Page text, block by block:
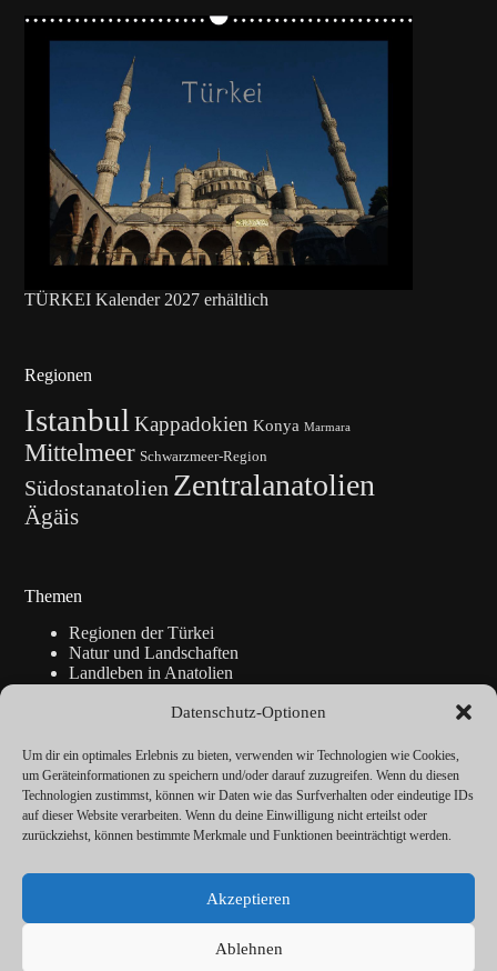
Datenschutz-Optionen
Um dir ein optimales Erlebnis zu bieten, verwenden wir Technologien wie Cookies,
um Geräteinformationen zu speichern und/oder darauf zuzugreifen. Wenn du diesen
Technologien zustimmst, können wir Daten wie das Surfverhalten oder eindeutige IDs
auf dieser Website verarbeiten. Wenn du deine Einwilligung nicht erteilst oder
zurückziehst, können bestimmte Merkmale und Funktionen beeinträchtigt werden.
Akzeptieren
Ablehnen
TÜRKEI Kalender 2027 erhältlich
Regionen
Istanbul Kappadokien Konya Marmara
Mittelmeer Schwarzmeer-Region
Südostanatolien Zentralanatolien
Ägäis
Themen
Regionen der Türkei
Natur und Landschaften
Landleben in Anatolien
Blickpunkte
Reise-Info
Vorträge